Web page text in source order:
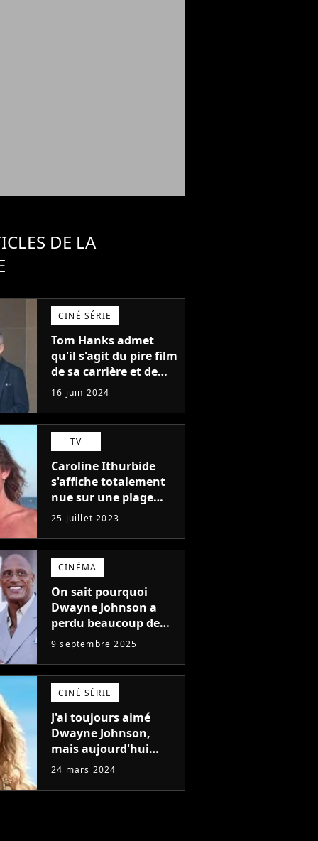
DE LA
CINÉ SÉRIE
Tom Hanks admet
qu'il s'agit du pire film
de sa carrière et de
l'un des pires de
l'histoire du cinéma :
"L'un des films les
plus médiocres jamais
réalisés"
16 juin 2024
TV
Caroline Ithurbide
s'affiche totalement
nue sur une plage
naturiste : "je ne
pensais pas que
j'arriverais à le
faire..."
25 juillet 2023
CINÉMA
On sait pourquoi
Dwayne Johnson a
perdu beaucoup de
poids et c'est pour
une raison
importante
9 septembre 2025
CINÉ SÉRIE
J'ai toujours aimé
Dwayne Johnson,
mais aujourd'hui
John Cena est devenu
d'être (et Ricky
24 mars 2024